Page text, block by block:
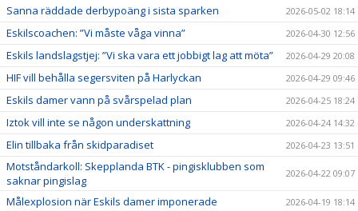
Sanna räddade derbypoäng i sista sparken 2026-05-02 18:14
Eskilscoachen: ”Vi måste våga vinna” 2026-04-30 12:56
Eskils landslagstjej: ”Vi ska vara ett jobbigt lag att möta” 2026-04-29 20:08
HIF vill behålla segersviten på Harlyckan 2026-04-29 09:46
Eskils damer vann på svårspelad plan 2026-04-25 18:24
Iztok vill inte se någon underskattning 2026-04-24 14:32
Elin tillbaka från skidparadiset 2026-04-23 13:51
Motståndarkoll: Skepplanda BTK - pingisklubben som
saknar pingislag
2026-04-22 09:07
Målexplosion när Eskils damer imponerade 2026-04-19 18:14